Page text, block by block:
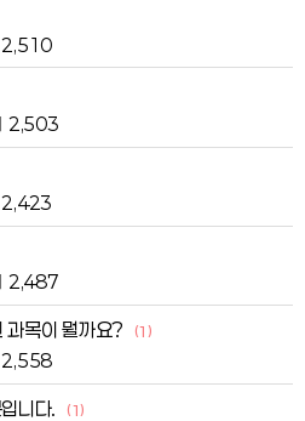
2,510
2,503
2,423
2,487
과목이 뭘까요? (1)
2,558
니다. (1)